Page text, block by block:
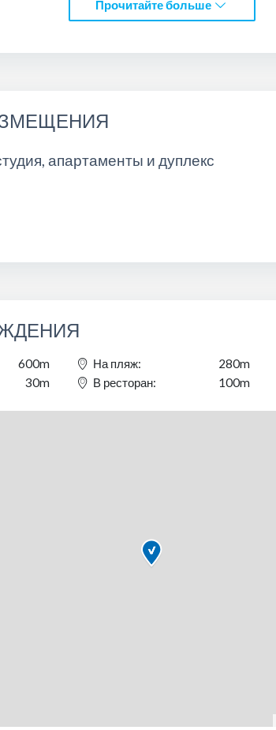
нашим пребыванием с нами.
Прочитайте больше
апартаменты и дуплекс
600m На пляж:
280m
30m В ресторан: 100m